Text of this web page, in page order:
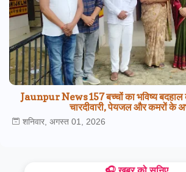
Jaunpur News157 बच्चों का भविष्य
चारदीवारी, पेयजल और कमरों के
शनिवार, अगस्त 01, 2026